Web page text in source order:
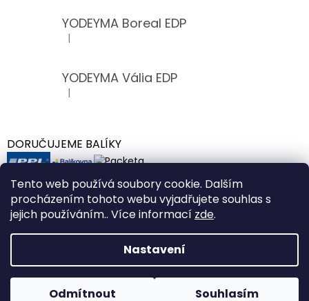
Tento web používá soubory cookie. Dalším
procházením tohoto webu vyjadřujete souhlas s
jejich používáním.. Více informací zde.
Nastavení
Odmítnout Souhlasím
VÁŽENÍ ZÁKAZNÍCI, Z DŮVODU INVENTURY BUDOU NOVĚ
VYTVOŘENÉ OBJEDNÁVKY EXPEDOVÁNY V PONDĚLÍ 10.8.2026.
YODEYMA Boreal EDP
Hodnocení produktu je 5 z 5 hvězdiček.
|
YODEYMA Vália EDP
Hodnocení produktu je 5 z 5 hvězdiček.
|
DORUČUJEME BALÍKY
Copyright 2026VunKosmetik.cz. Všechna práva